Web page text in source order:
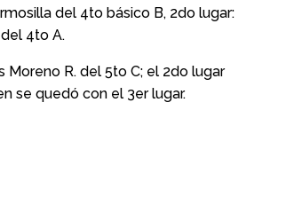
del 4to básico B, 2do lugar:
4to A.
R. del 5to C; el 2do lugar
se quedó con el 3er lugar.